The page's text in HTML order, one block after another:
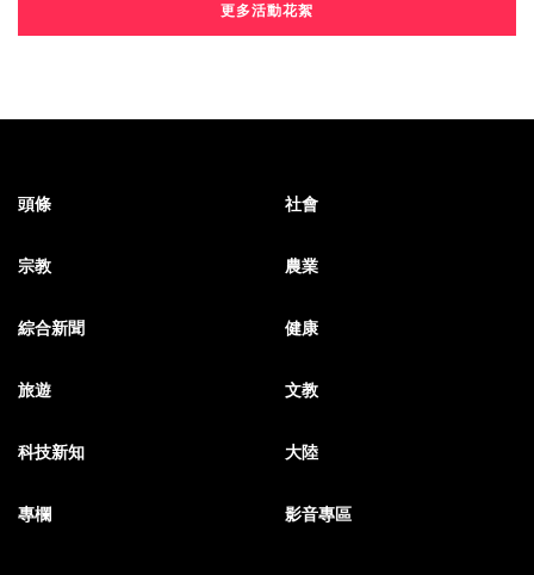
更多活動花絮
頭條 社會
宗教 農業
綜合新聞 健康
旅遊 文教
科技新知 大陸
專欄 影音專區